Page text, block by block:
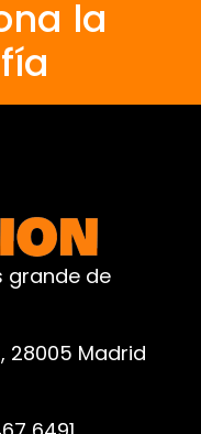
la
grande de
28005 Madrid